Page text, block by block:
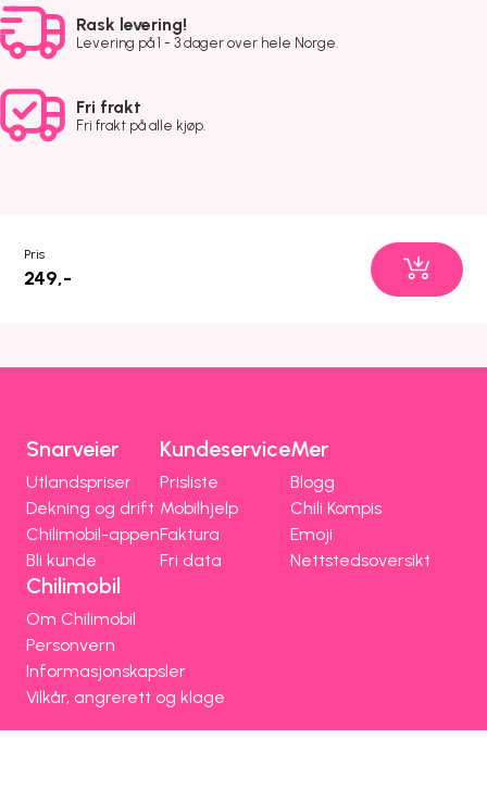
Rask levering!
Levering på 1 - 3 dager over hele Norge.
Fri frakt
Fri frakt på alle kjøp.
Pris
249,-
Snarveier
Utlandspriser
Dekning og drift
Chilimobil-appen
Bli kunde
Kundeservice
Prisliste
Mobilhjelp
Faktura
Fri data
Mer
Blogg
Chili Kompis
Emoji
Nettstedsoversikt
Chilimobil
Om Chilimobil
Personvern
Informasjonskapsler
Vilkår, angrerett og klage